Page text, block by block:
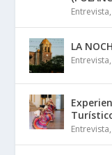
Entrevista,
LA
Entrevista,
Entrevista,